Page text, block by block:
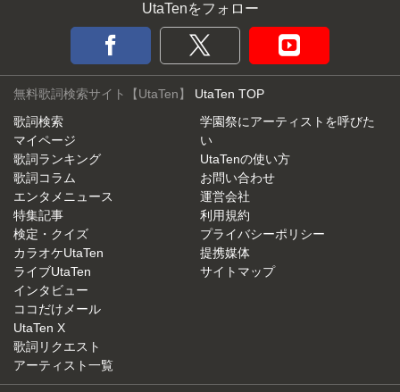
UtaTenをフォロー
無料歌詞検索サイト【UtaTen】 UtaTen TOP
歌詞検索
マイページ
歌詞ランキング
歌詞コラム
エンタメニュース
特集記事
検定・クイズ
カラオケUtaTen
ライブUtaTen
インタビュー
ココだけメール
UtaTen X
歌詞リクエスト
アーティスト一覧
学園祭にアーティストを呼びた
い
UtaTenの使い方
お問い合わせ
運営会社
利用規約
プライバシーポリシー
提携媒体
サイトマップ